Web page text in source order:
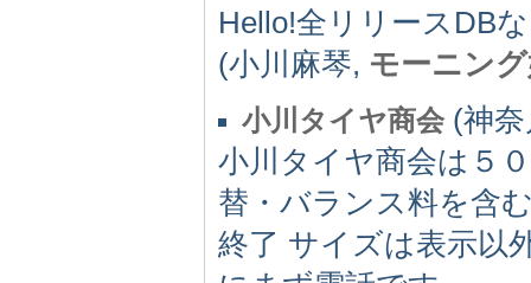
Hello!全リリースDB
(小川麻琴, モーニン
小川タイヤ商会(神奈
小川タイヤ商会は５
替・バランス料を含
終了 サイズは表示以